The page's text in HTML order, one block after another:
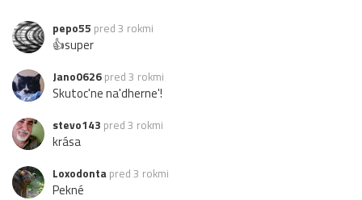
pepo55 pred 3 rokmi
👍super
Jano0626 pred 3 rokmi
Skutoc'ne na'dherne'!
stevo143 pred 3 rokmi
krása
Loxodonta pred 3 rokmi
Pekné